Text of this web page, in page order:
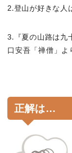
2.登山が好きな人
3.『夏の山路は九
口安吾「禅僧」よ
正解は…